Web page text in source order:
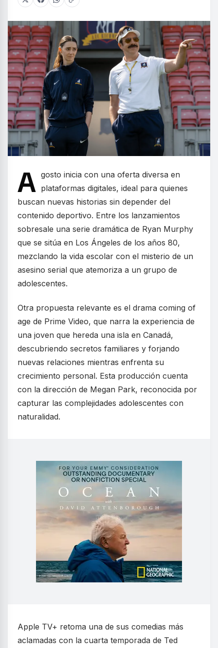
A gosto inicia con una oferta diversa en
plataformas digitales, ideal para quienes
buscan nuevas historias sin depender del
contenido deportivo. Entre los lanzamientos
sobresale una serie dramática de Ryan Murphy
que se sitúa en Los Ángeles de los años 80,
mezclando la vida escolar con el misterio de un
asesino serial que atemoriza a un grupo de
adolescentes.
Otra propuesta relevante es el drama coming of
age de Prime Video, que narra la experiencia de
una joven que hereda una isla en Canadá,
descubriendo secretos familiares y forjando
nuevas relaciones mientras enfrenta su
crecimiento personal. Esta producción cuenta
con la dirección de Megan Park, reconocida por
capturar las complejidades adolescentes con
naturalidad.
Apple TV+ retoma una de sus comedias más
aclamadas con la cuarta temporada de Ted